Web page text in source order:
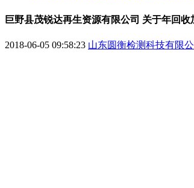
巨野县茂锐达再生资源有限公司 关于年回
2018-06-05 09:58:23 山东圆衡检测科技有限公